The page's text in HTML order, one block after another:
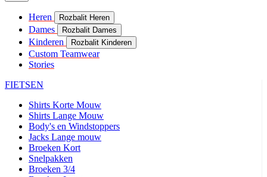
Heren Rozbalit Heren
Dames Rozbalit Dames
Kinderen Rozbalit Kinderen
Custom Teamwear
Stories
FIETSEN
Shirts Korte Mouw
Shirts Lange Mouw
Body's en Windstoppers
Jacks Lange mouw
Broeken Kort
Snelpakken
Broeken 3/4